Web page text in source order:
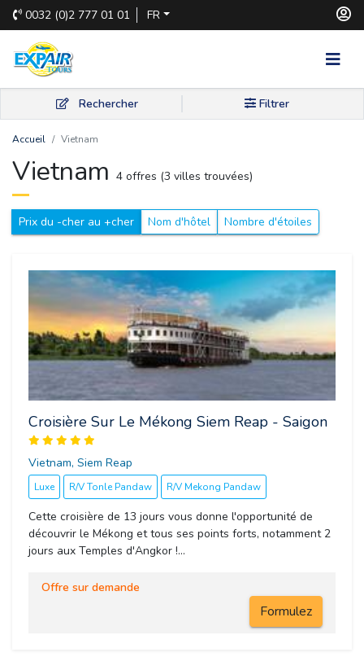
0032 (0)2 777 01 01 FR
Rechercher Filtrer
Accueil Vietnam
Vietnam 4 offres (3 villes trouvées)
Prix du -cher au +cher Nom d'hôtel Nombre d'étoiles
Croisière Sur Le Mékong Siem Reap - Saigon
Vietnam, Siem Reap
Luxe R/V Tonle Pandaw R/V Mekong Pandaw
Cette croisière de 13 jours vous donne l'opportunité de
découvrir le Mékong et tous ses points forts, notamment 2
jours aux Temples d'Angkor !...
Offre sur demande
Formulez